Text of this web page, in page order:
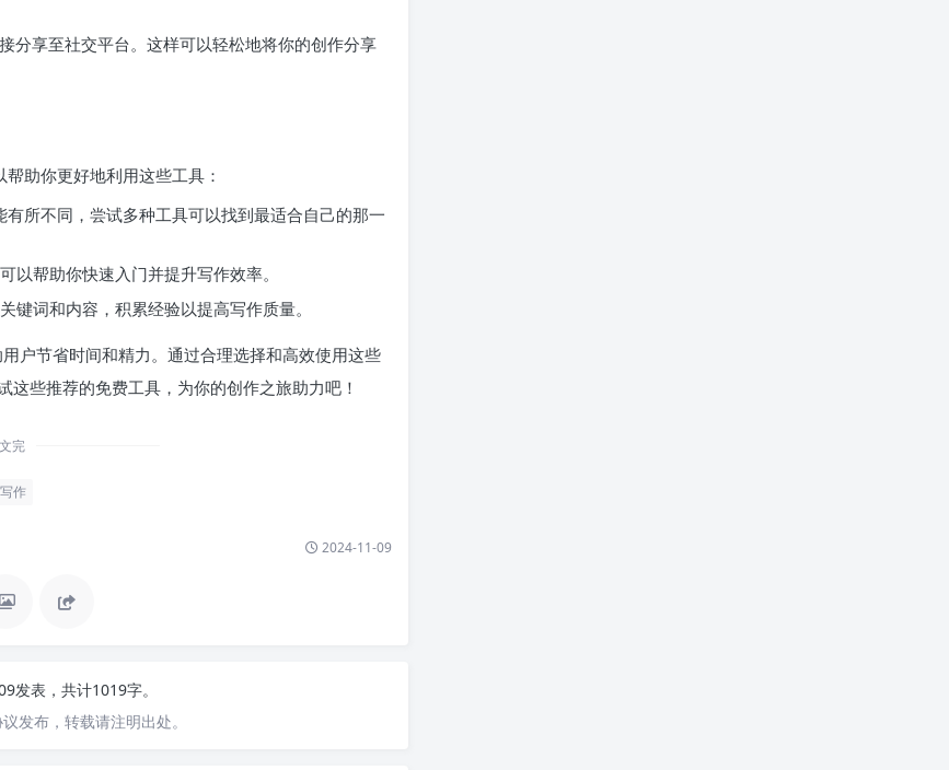
分享至社交平台。这样可以轻松地将你的创作分享
助你更好地利用这些工具：
有所不同，尝试多种工具可以找到最适合自己的那一
以帮助你快速入门并提升写作效率。
键词和内容，积累经验以提高写作质量。
户节省时间和精力。通过合理选择和高效使用这些
些推荐的免费工具，为你的创作之旅助力吧！
完
作
2024-11-09
发表，共计1019字。
发布，转载请注明出处。